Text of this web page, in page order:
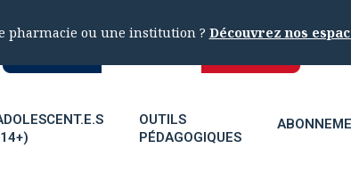
pharmacie ou une institution ? Découvrez nos
OUTILS
PÉDAGOGIQUES